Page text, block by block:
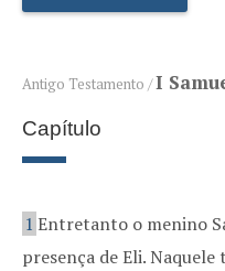
Antigo Testamento /I
Capítulo
1 Entretanto o menino
presença de Eli. Naquele